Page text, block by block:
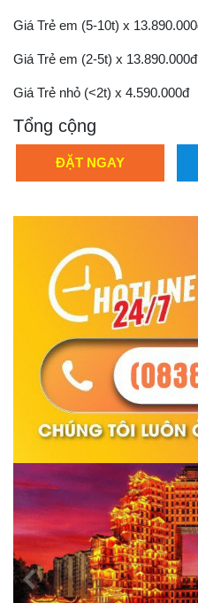
Giá Trẻ em (5-10t) x 13.890.000
Giá Trẻ em (2-5t) x 13.890.000
Giá Trẻ nhỏ (<2t) x 4.590.000
Tổng cộng